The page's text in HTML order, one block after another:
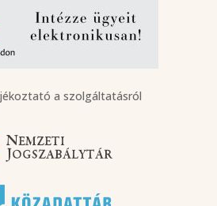
a szolgáltatásról